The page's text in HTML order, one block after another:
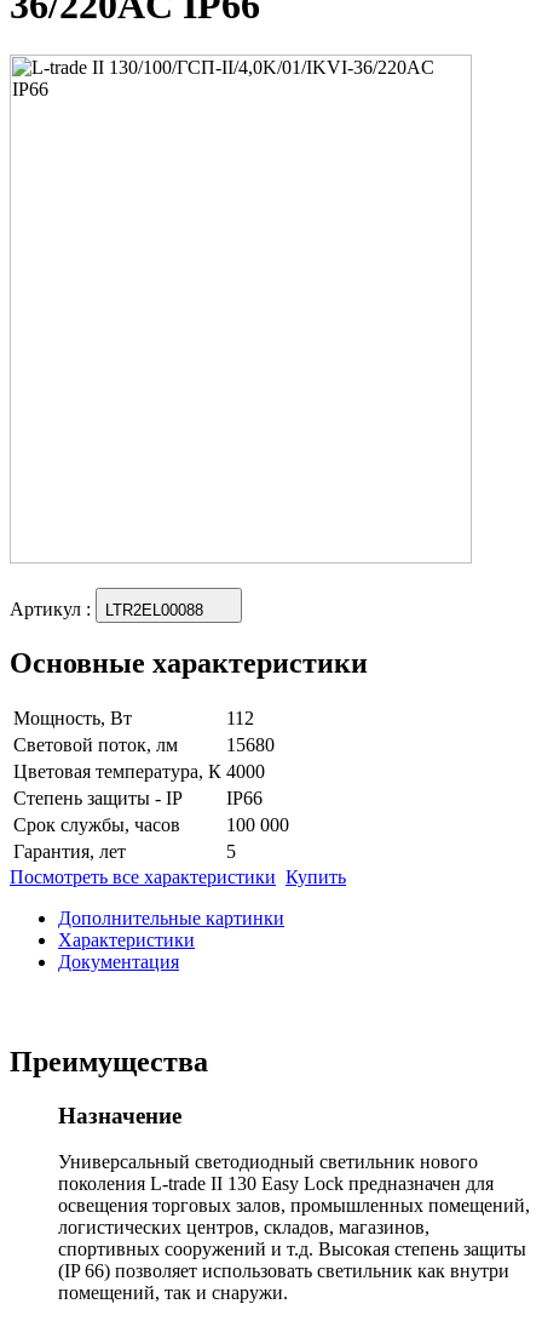
Артикул : LTR2EL00088
Основные характеристики
Мощность, Вт
112
Световой поток, лм
15680
Цветовая температура, К 4000
Степень защиты - IP
IP66
Срок службы, часов
100 000
Гарантия, лет
5
Посмотреть все характеристики Купить
Дополнительные картинки
Характеристики
Документация
Преимущества
Назначение
Универсальный светодиодный светильник нового
поколения L-trade II 130 Easy Lock предназначен для
освещения торговых залов, промышленных помещений,
логистических центров, складов, магазинов,
спортивных сооружений и т.д. Высокая степень защиты
(IP 66) позволяет использовать светильник как внутри
помещений, так и снаружи.